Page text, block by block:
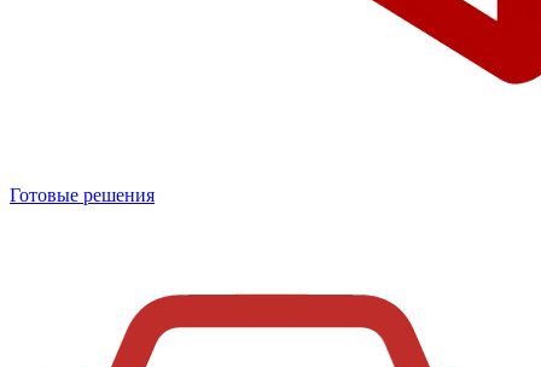
Готовые решения